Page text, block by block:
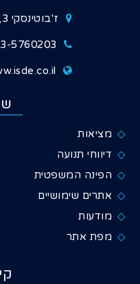
ז'בוטינסקי 3, רמת גן
5760203
מציאות
דיווחי תנועה
הפינה המשפטית
אתרים שימושיים
מודעות
מפת אתר